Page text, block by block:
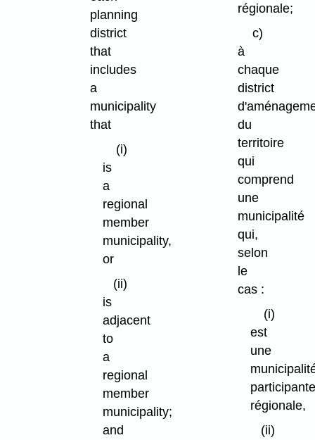
planning
district
that
includes
a
municipality
that
(i)
is
a
regional
member
municipality,
or
(ii)
is
adjacent
to
a
regional
member
municipality;
and
régionale;
c)
à
chaque
district
du
territoire
qui
comprend
une
municipalité
qui,
selon
le
cas :
(i)
est
une
participante
régionale,
(ii)